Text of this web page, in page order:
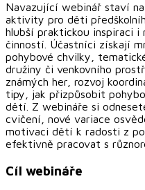
Navazující webinář staví
aktivity pro děti
hlubší praktickou inspiraci
činností. Účastníci získají
pohybové chvilky,
družiny či venkovního
známých her, rozvoj
tipy, jak přizpůsobit
dětí. Z webináře si
cvičení, nové variace
motivaci dětí k radosti z
efektivně pracovat s
Cíl webináře